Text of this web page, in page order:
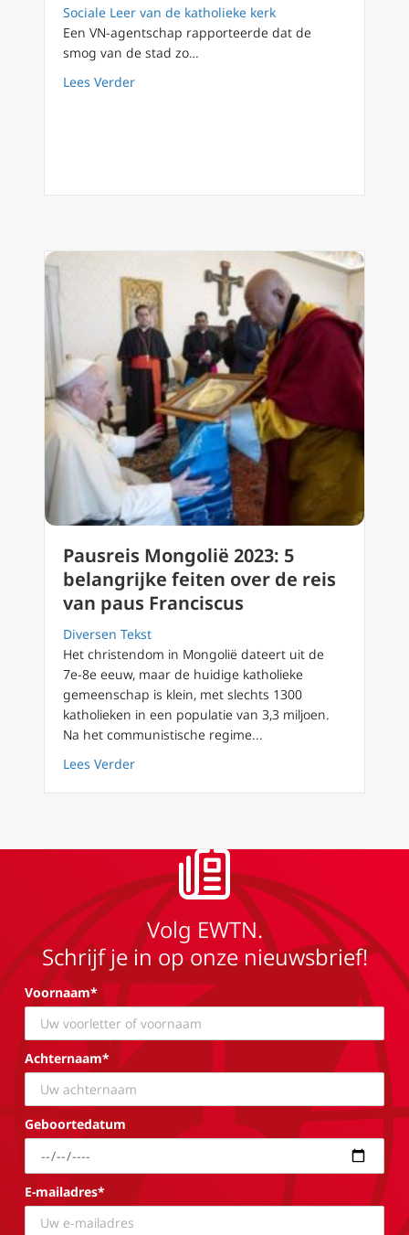
Sociale Leer van de katholieke kerk
Een VN-agentschap rapporteerde dat de
smog van de stad zo…
Lees Verderabout Mongolië krijgt bezoek van paus in
Pausreis Mongolië 2023: 5
belangrijke feiten over de reis
van paus Franciscus
Diversen Tekst
Het christendom in Mongolië dateert uit de
7e-8e eeuw, maar de huidige katholieke
gemeenschap is klein, met slechts 1300
katholieken in een populatie van 3,3 miljoen.
Na het communistische regime...
Lees Verderabout Pausreis Mongolië 2023: 5
Volg EWTN.
Schrijf je in op onze nieuwsbrief!
Voornaam*
Achternaam*
Geboortedatum
E-mailadres*